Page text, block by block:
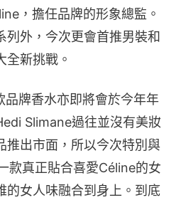
，擔任品牌的形象總監。
列外，今次更會首推男裝和
全新挑戰。
牌香水亦即將會於今年年
Slimane過往並沒有美妝
推出市面，所以今次特別與
款真正貼合喜愛Céline的女
的女人味融合到身上。到底